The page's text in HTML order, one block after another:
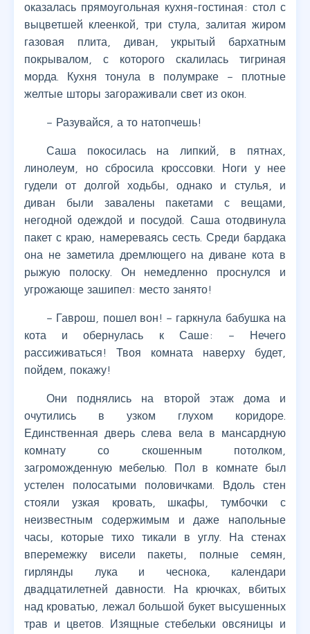
оказалась прямоугольная кухня-гостиная: стол с
выцветшей клеенкой, три стула, залитая жиром
газовая плита, диван, укрытый бархатным
покрывалом, с которого скалилась тигриная
морда. Кухня тонула в полумраке – плотные
желтые шторы загораживали свет из окон.
– Разувайся, а то натопчешь!
Саша покосилась на липкий, в пятнах,
линолеум, но сбросила кроссовки. Ноги у нее
гудели от долгой ходьбы, однако и стулья, и
диван были завалены пакетами с вещами,
негодной одеждой и посудой. Саша отодвинула
пакет с краю, намереваясь сесть. Среди бардака
она не заметила дремлющего на диване кота в
рыжую полоску. Он немедленно проснулся и
угрожающе зашипел: место занято!
– Гаврош, пошел вон! – гаркнула бабушка на
кота и обернулась к Саше: – Нечего
рассиживаться! Твоя комната наверху будет,
пойдем, покажу!
Они поднялись на второй этаж дома и
очутились в узком глухом коридоре.
Единственная дверь слева вела в мансардную
комнату со скошенным потолком,
загроможденную мебелью. Пол в комнате был
устелен полосатыми половичками. Вдоль стен
стояли узкая кровать, шкафы, тумбочки с
неизвестным содержимым и даже напольные
часы, которые тихо тикали в углу. На стенах
вперемежку висели пакеты, полные семян,
гирлянды лука и чеснока, календари
двадцатилетней давности. На крючках, вбитых
над кроватью, лежал большой букет высушенных
трав и цветов. Изящные стебельки овсяницы и